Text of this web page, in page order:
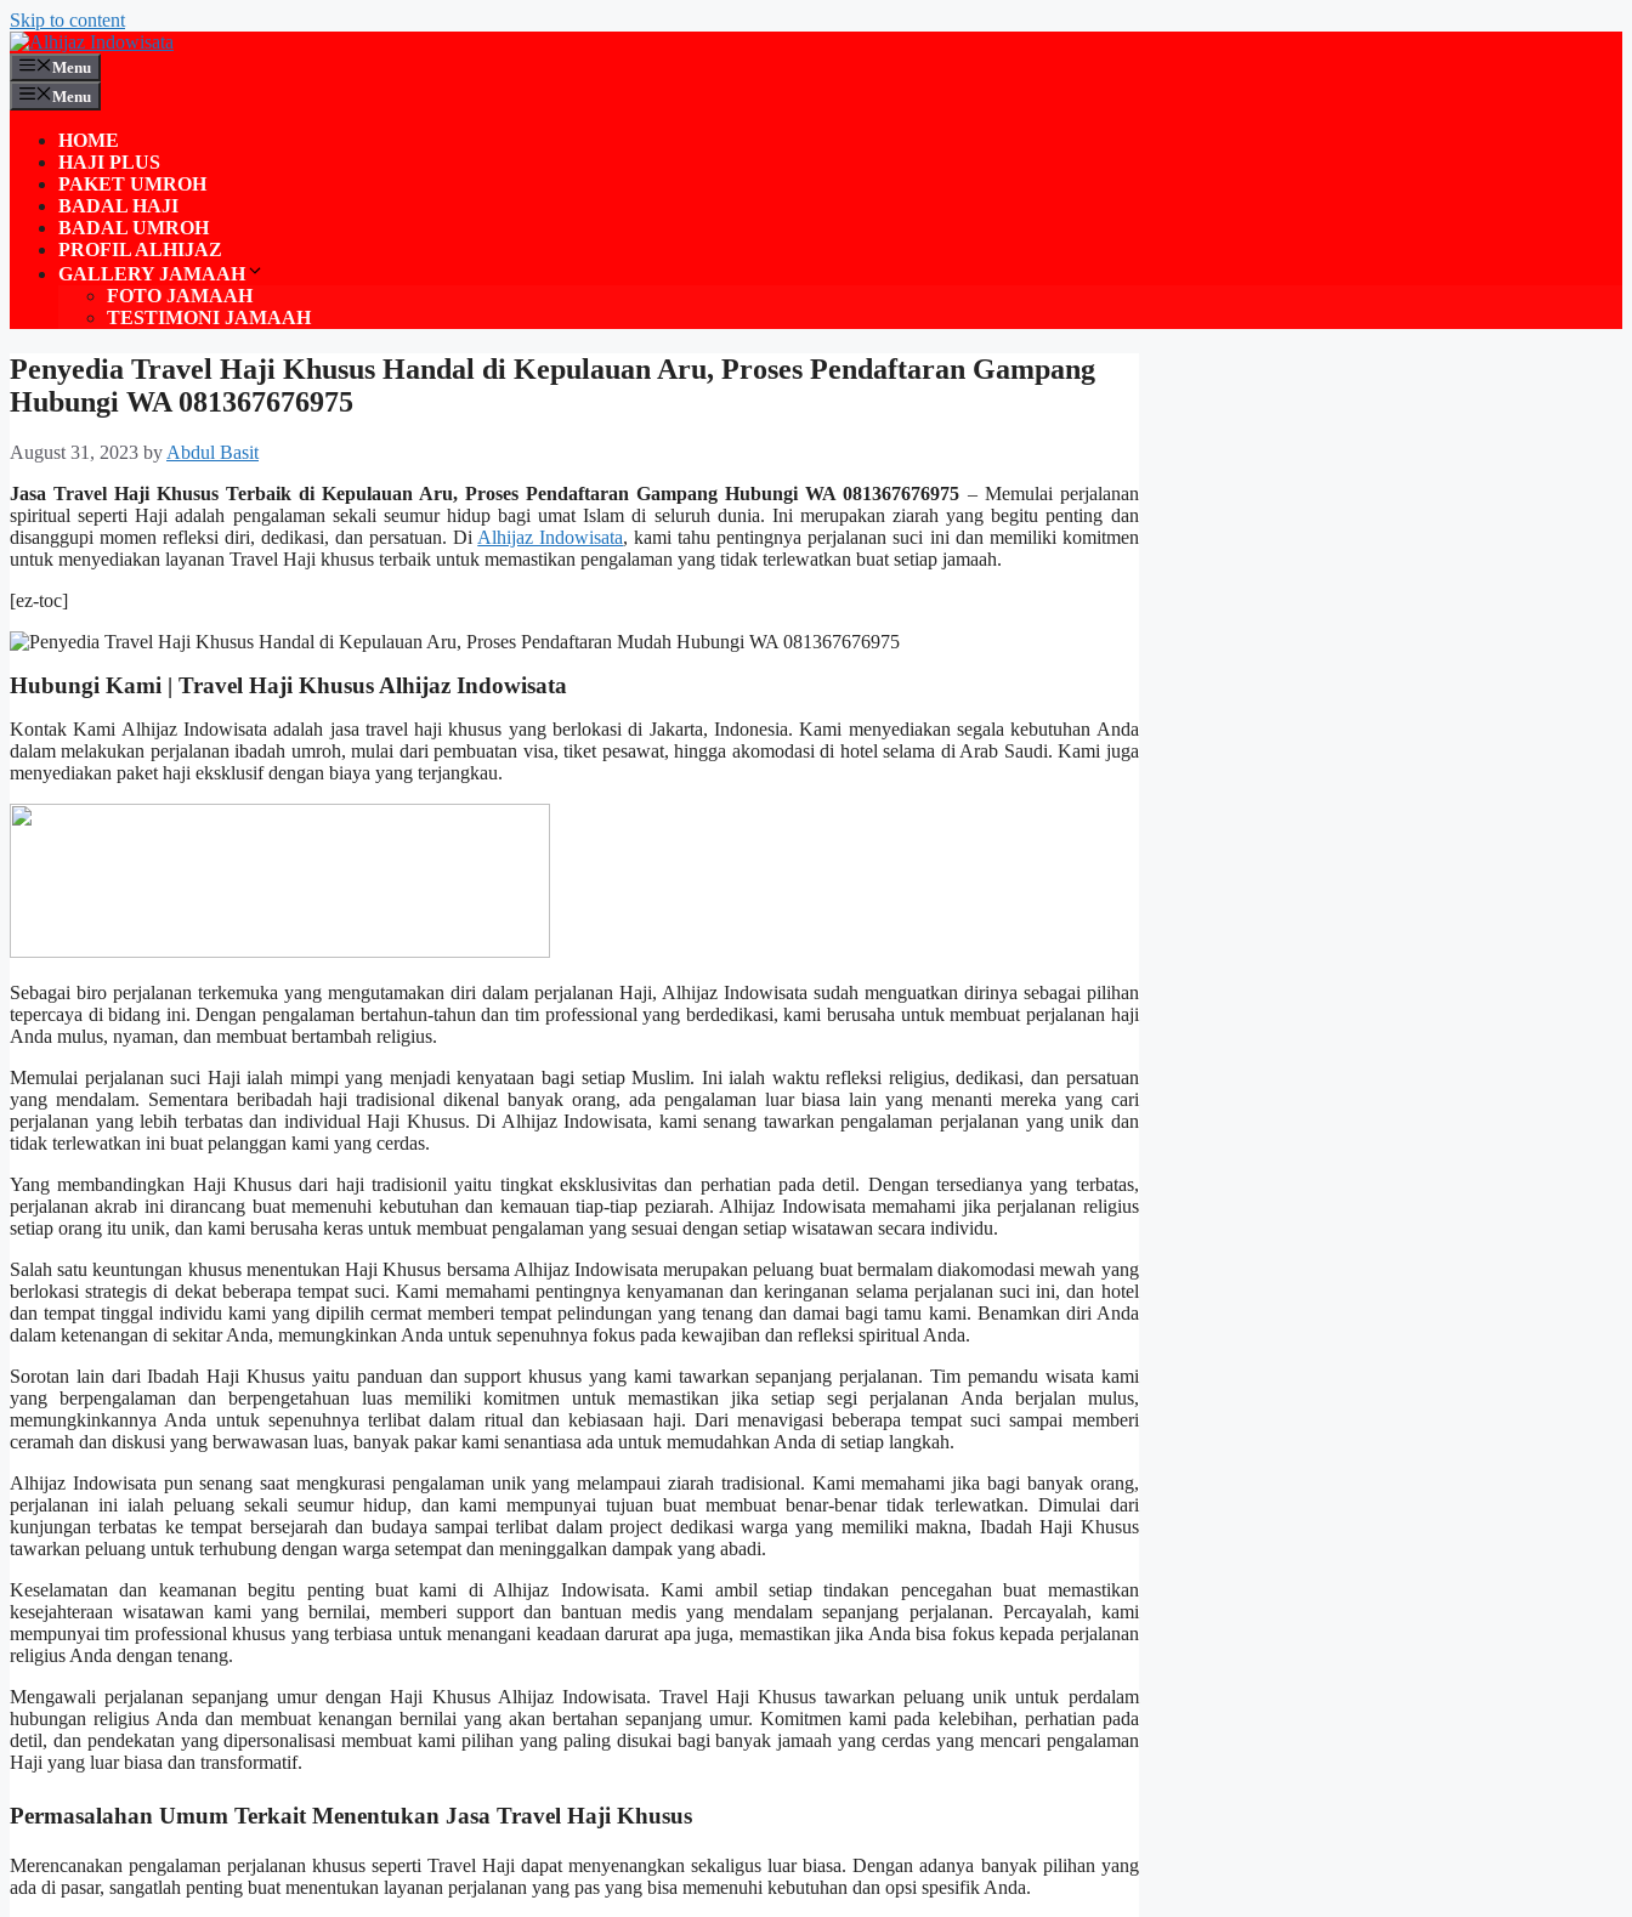
Skip to content
Menu
Menu
HOME
HAJI PLUS
PAKET UMROH
BADAL HAJI
BADAL UMROH
PROFIL ALHIJAZ
GALLERY JAMAAH
FOTO JAMAAH
TESTIMONI JAMAAH
Penyedia Travel Haji Khusus Handal di Kepulauan Aru, Proses Pendaftaran Gampang
Hubungi WA 081367676975
August 31, 2023 byAbdul Basit
Jasa Travel Haji Khusus Terbaik di Kepulauan Aru, Proses Pendaftaran Gampang Hubungi WA 081367676975 – Memulai perjalanan
spiritual seperti Haji adalah pengalaman sekali seumur hidup bagi umat Islam di seluruh dunia. Ini merupakan ziarah yang begitu penting dan
disanggupi momen refleksi diri, dedikasi, dan persatuan. DiAlhijaz Indowisata, kami tahu pentingnya perjalanan suci ini dan memiliki komitmen
untuk menyediakan layanan Travel Haji khusus terbaik untuk memastikan pengalaman yang tidak terlewatkan buat setiap jamaah.
[ez-toc]
Hubungi Kami | Travel Haji Khusus Alhijaz Indowisata
Kontak Kami Alhijaz Indowisata adalah jasa travel haji khusus yang berlokasi di Jakarta, Indonesia. Kami menyediakan segala kebutuhan Anda
dalam melakukan perjalanan ibadah umroh, mulai dari pembuatan visa, tiket pesawat, hingga akomodasi di hotel selama di Arab Saudi. Kami juga
menyediakan paket haji eksklusif dengan biaya yang terjangkau.
Sebagai biro perjalanan terkemuka yang mengutamakan diri dalam perjalanan Haji, Alhijaz Indowisata sudah menguatkan dirinya sebagai pilihan
tepercaya di bidang ini. Dengan pengalaman bertahun-tahun dan tim professional yang berdedikasi, kami berusaha untuk membuat perjalanan haji
Anda mulus, nyaman, dan membuat bertambah religius.
Memulai perjalanan suci Haji ialah mimpi yang menjadi kenyataan bagi setiap Muslim. Ini ialah waktu refleksi religius, dedikasi, dan persatuan
yang mendalam. Sementara beribadah haji tradisional dikenal banyak orang, ada pengalaman luar biasa lain yang menanti mereka yang cari
perjalanan yang lebih terbatas dan individual Haji Khusus. Di Alhijaz Indowisata, kami senang tawarkan pengalaman perjalanan yang unik dan
tidak terlewatkan ini buat pelanggan kami yang cerdas.
Yang membandingkan Haji Khusus dari haji tradisionil yaitu tingkat eksklusivitas dan perhatian pada detil. Dengan tersedianya yang terbatas,
perjalanan akrab ini dirancang buat memenuhi kebutuhan dan kemauan tiap-tiap peziarah. Alhijaz Indowisata memahami jika perjalanan religius
setiap orang itu unik, dan kami berusaha keras untuk membuat pengalaman yang sesuai dengan setiap wisatawan secara individu.
Salah satu keuntungan khusus menentukan Haji Khusus bersama Alhijaz Indowisata merupakan peluang buat bermalam diakomodasi mewah yang
berlokasi strategis di dekat beberapa tempat suci. Kami memahami pentingnya kenyamanan dan keringanan selama perjalanan suci ini, dan hotel
dan tempat tinggal individu kami yang dipilih cermat memberi tempat pelindungan yang tenang dan damai bagi tamu kami. Benamkan diri Anda
dalam ketenangan di sekitar Anda, memungkinkan Anda untuk sepenuhnya fokus pada kewajiban dan refleksi spiritual Anda.
Sorotan lain dari Ibadah Haji Khusus yaitu panduan dan support khusus yang kami tawarkan sepanjang perjalanan. Tim pemandu wisata kami
yang berpengalaman dan berpengetahuan luas memiliki komitmen untuk memastikan jika setiap segi perjalanan Anda berjalan mulus,
memungkinkannya Anda untuk sepenuhnya terlibat dalam ritual dan kebiasaan haji. Dari menavigasi beberapa tempat suci sampai memberi
ceramah dan diskusi yang berwawasan luas, banyak pakar kami senantiasa ada untuk memudahkan Anda di setiap langkah.
Alhijaz Indowisata pun senang saat mengkurasi pengalaman unik yang melampaui ziarah tradisional. Kami memahami jika bagi banyak orang,
perjalanan ini ialah peluang sekali seumur hidup, dan kami mempunyai tujuan buat membuat benar-benar tidak terlewatkan. Dimulai dari
kunjungan terbatas ke tempat bersejarah dan budaya sampai terlibat dalam project dedikasi warga yang memiliki makna, Ibadah Haji Khusus
tawarkan peluang untuk terhubung dengan warga setempat dan meninggalkan dampak yang abadi.
Keselamatan dan keamanan begitu penting buat kami di Alhijaz Indowisata. Kami ambil setiap tindakan pencegahan buat memastikan
kesejahteraan wisatawan kami yang bernilai, memberi support dan bantuan medis yang mendalam sepanjang perjalanan. Percayalah, kami
mempunyai tim professional khusus yang terbiasa untuk menangani keadaan darurat apa juga, memastikan jika Anda bisa fokus kepada perjalanan
religius Anda dengan tenang.
Mengawali perjalanan sepanjang umur dengan Haji Khusus Alhijaz Indowisata. Travel Haji Khusus tawarkan peluang unik untuk perdalam
hubungan religius Anda dan membuat kenangan bernilai yang akan bertahan sepanjang umur. Komitmen kami pada kelebihan, perhatian pada
detil, dan pendekatan yang dipersonalisasi membuat kami pilihan yang paling disukai bagi banyak jamaah yang cerdas yang mencari pengalaman
Haji yang luar biasa dan transformatif.
Permasalahan Umum Terkait Menentukan Jasa Travel Haji Khusus
Merencanakan pengalaman perjalanan khusus seperti Travel Haji dapat menyenangkan sekaligus luar biasa. Dengan adanya banyak pilihan yang
ada di pasar, sangatlah penting buat menentukan layanan perjalanan yang pas yang bisa memenuhi kebutuhan dan opsi spesifik Anda.